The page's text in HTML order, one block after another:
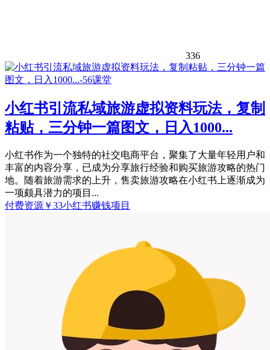
336
小红书引流私域旅游虚拟资料玩法，复制
粘贴，三分钟一篇图文，日入1000...
小红书作为一个独特的社交电商平台，聚集了大量年轻用户和
丰富的内容分享，已成为分享旅行经验和购买旅游攻略的热门
地。随着旅游需求的上升，售卖旅游攻略在小红书上逐渐成为
一项颇具潜力的项目...
付费资源 ￥33小红书赚钱项目